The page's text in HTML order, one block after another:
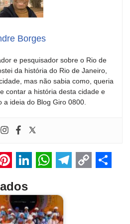
Borges
e pesquisador sobre o Rio de
da história do Rio de Janeiro,
mas não sabia como, queria
contar a história desta cidade e
a ideia do Blog Giro 0800.
i
n
h
a
e
l